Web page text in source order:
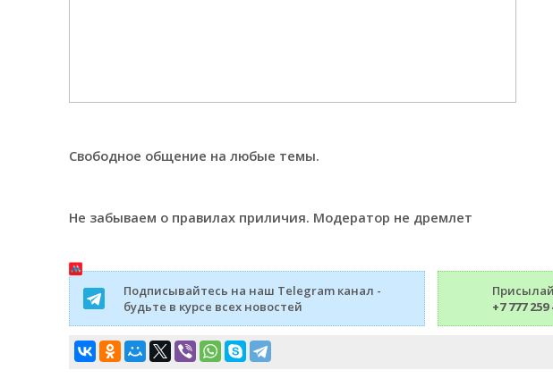
Свободное общение на любые темы.
Не забываем о правилах приличия. Модератор не дремлет
Подписывайтесь на наш Telegram канал -
будьте в курсе всех новостей
+7 777 259